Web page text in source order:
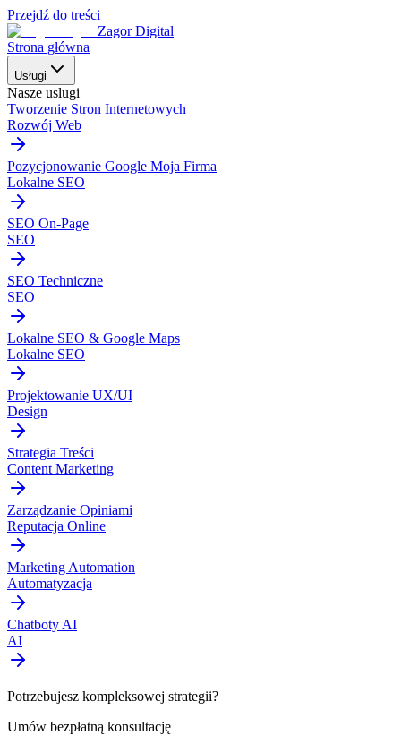
Przejdź do treści
Zagor Digital
Strona główna
Usługi
Nasze uslugi
Tworzenie Stron Internetowych
Rozwój Web
Pozycjonowanie Google Moja Firma
Lokalne SEO
SEO On-Page
SEO
SEO Techniczne
SEO
Lokalne SEO & Google Maps
Lokalne SEO
Projektowanie UX/UI
Design
Strategia Treści
Content Marketing
Zarządzanie Opiniami
Reputacja Online
Marketing Automation
Automatyzacja
Chatboty AI
AI
Potrzebujesz kompleksowej strategii?
Umów bezpłatną konsultację